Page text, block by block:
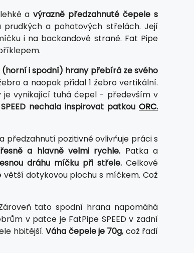
lehké avýrazně předzahnuté čepele s
a pohotových střelách. Její
i na backandové straně. Fat Pipe
i spodní) hrany přebírá ze svého
a naopak přidal 1 žebro vertikální.
vynikající tuhá čepel - především v
nechala inspirovat patkou ORC.
předzahnutí pozitivně ovlivňuje práci s
a hlavně velmi rychle. Patka a
dráhu míčku při střele. Celkové
dotykovou plochu s míčkem. Což
tato spodní hrana napomáhá
v patce je FatPipe SPEED v zadní
hbitější.Váha čepele je 70g, což řadí